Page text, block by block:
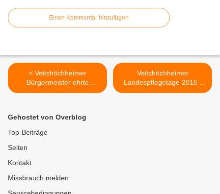
Einen Kommentar hinzufügen
< Veitshöchheimer
Bürgermeister ehrte
Jubiläumsblutspender als
Veitshöchheimer
Landespflegetage 2016 -
Warum Parken wir in
Gehostet von Overblog
Top-Beiträge
Seiten
Kontakt
Missbrauch melden